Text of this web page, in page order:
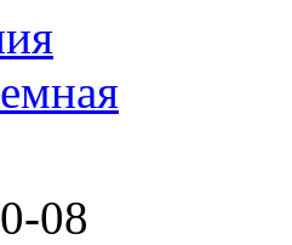
08